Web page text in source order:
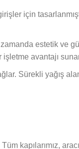
için
zamanda estetik ve
avantajı
Sürekli yağış
kapılarımız,